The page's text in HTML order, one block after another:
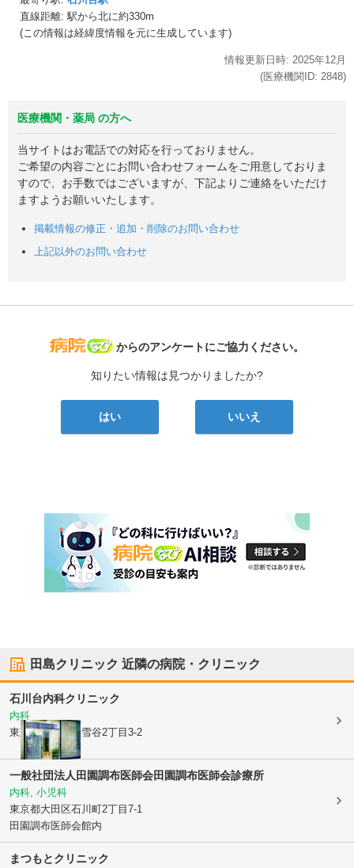
直線距離: 駅から北に約330m
(この情報は経緯度情報を元に生成しています)
情報更新日時: 2025年12月
(医療機関ID: 2848)
医療機関・薬局 の方へ
当サイトはお電話での対応を行っておりません。
ご希望の内容ごとにお問い合わせフォームをご用意しておりま
すので、お手数ではございますが、下記よりご連絡をいただけ
ますようお願いいたします。
掲載情報の修正・追加・削除のお問い合わせ
上記以外のお問い合わせ
病院なび
からのアンケートにご協力ください。
知りたい情報は見つかりましたか?
はい いいえ
田島クリニック 近隣の病院・クリニック
石川台内科クリニック
内科
東京都大田区東雪谷2丁目3-2
一般社団法人田園調布医師会田園調布医師会診療所
内科, 小児科
東京都大田区石川町2丁目7-1
田園調布医師会館内
まつもとクリニック